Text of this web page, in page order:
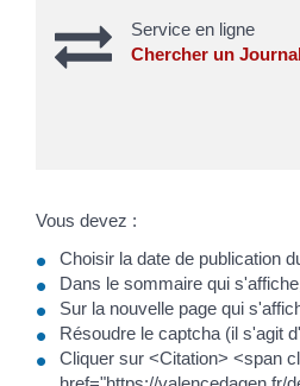
Service en ligne
Chercher un
Vous devez :
Choisir la date de publication
Dans le sommaire qui
Sur la nouvelle page qui
Résoudre le captcha (il s'agit
Cliquer sur <Citation> <span